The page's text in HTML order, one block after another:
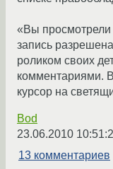
«Вы просмотрели
запись
роликом своих
комментариями.
курсор на
Bod
23.06.2010
13 комментариев